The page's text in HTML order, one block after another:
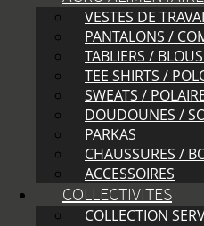
VESTES DE
PANTALONS /
TABLIERS /
TEE SHIRTS /
SWEATS /
DOUDOUNES /
PARKAS
CHAUSSURES /
ACCESSOIRES
COLLECTIVITES
COLLECTION